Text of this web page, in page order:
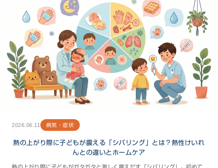
2026.06.11 病気・症状
熱の上がり際に子どもが震える「シバリング」とは？熱性けいれ
んとの違いとホームケア
熱の上がり際に子どもがガタガタと激しく震えだす「シバリング」。初めて